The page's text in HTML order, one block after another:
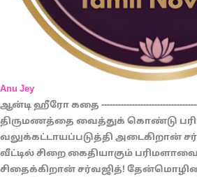
Anu Jey
ஆன்டி ஹீரோ கதை
திருமணத்தை வைத்துக் கொண்டு
வலுக்கட்டாயப்படுத்தி அடைகிறான்
வீட்டில் சிறை கைதியாகும்
சிதைக்கிறான் சர்வஜித்!